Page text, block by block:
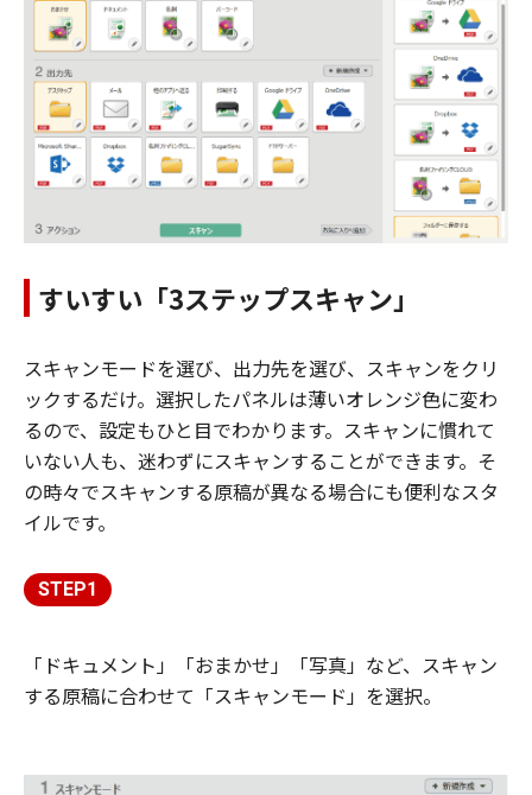
すいすい「3ステップスキャン」
スキャンモードを選び、出力先を選び、スキャンをクリ
ックするだけ。選択したパネルは薄いオレンジ色に変わ
るので、設定もひと目でわかります。スキャンに慣れて
いない人も、迷わずにスキャンすることができます。そ
の時々でスキャンする原稿が異なる場合にも便利なスタ
イルです。
STEP1
「ドキュメント」「おまかせ」「写真」など、スキャン
する原稿に合わせて「スキャンモード」を選択。